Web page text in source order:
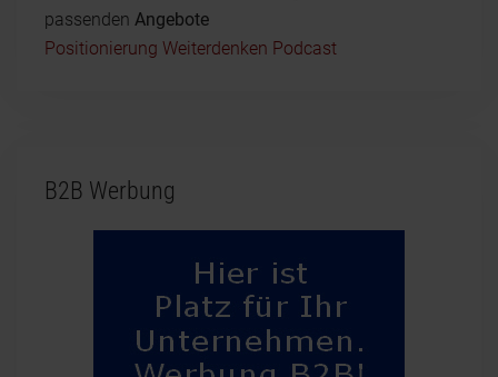
passenden Angebote
Positionierung Weiterdenken Podcast
B2B Werbung